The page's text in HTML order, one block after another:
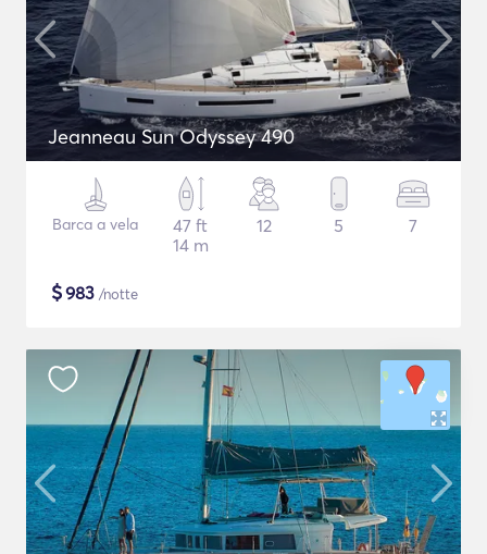
Jeanneau Sun Odyssey 490
Barca a vela
47 ft
14 m
12 5 7
$983 /notte